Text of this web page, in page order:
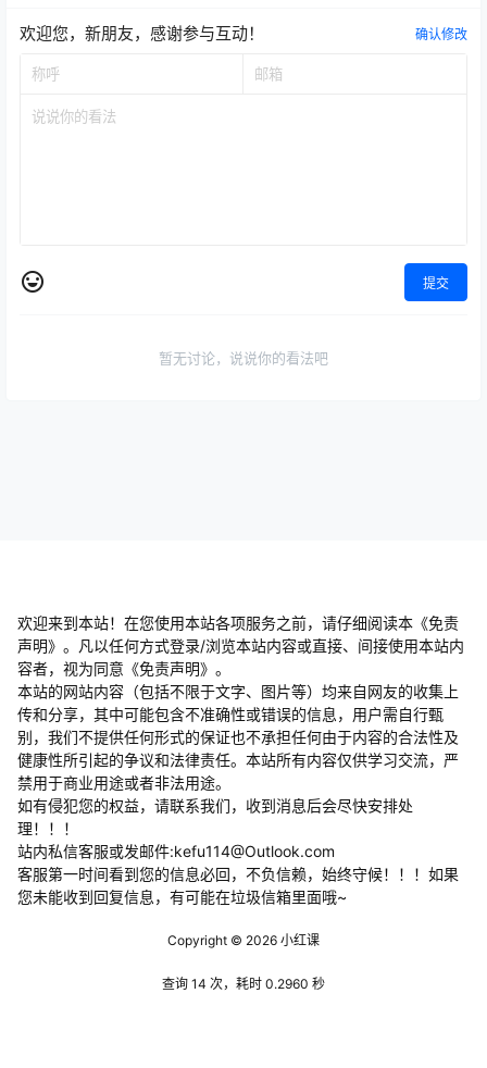
欢迎您，新朋友，感谢参与互动！ 确认修改
提交
暂无讨论，说说你的看法吧
欢迎来到本站！在您使用本站各项服务之前，请仔细阅读本《免责
声明》。凡以任何方式登录/浏览本站内容或直接、间接使用本站内
容者，视为同意《免责声明》。
本站的网站内容（包括不限于文字、图片等）均来自网友的收集上
传和分享，其中可能包含不准确性或错误的信息，用户需自行甄
别，我们不提供任何形式的保证也不承担任何由于内容的合法性及
健康性所引起的争议和法律责任。本站所有内容仅供学习交流，严
禁用于商业用途或者非法用途。
​如有侵犯您的权益，请联系我们，收到消息后会尽快安排处
理！！！
站内私信客服或发邮件:kefu114@Outlook.com
客服第一时间看到您的信息必回，不负信赖，始终守候！！！如果
您未能收到回复信息，有可能在垃圾信箱里面哦~
Copyright © 2026 小红课
查询 14 次，耗时 0.2960 秒